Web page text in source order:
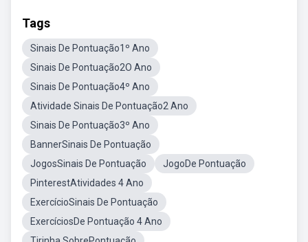
Tags
Sinais De Pontuação1º Ano
Sinais De Pontuação2O Ano
Sinais De Pontuação4º Ano
Atividade Sinais De Pontuação2 Ano
Sinais De Pontuação3º Ano
BannerSinais De Pontuação
JogosSinais De Pontuação
JogoDe Pontuação
PinterestAtividades 4 Ano
ExercícioSinais De Pontuação
ExercíciosDe Pontuação 4 Ano